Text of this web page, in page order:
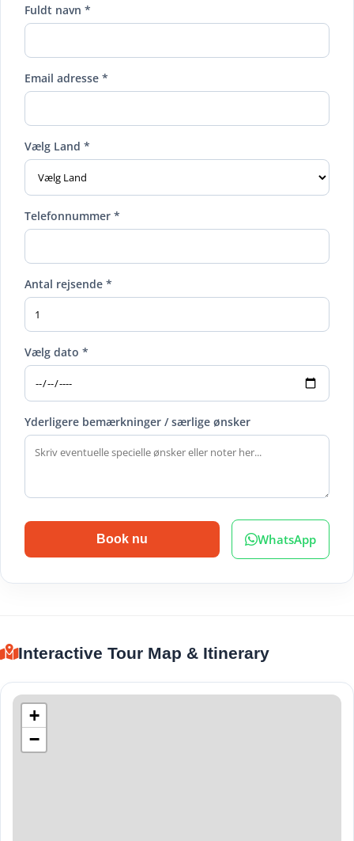
Fuldt navn *
Email adresse *
Vælg Land *
Telefonnummer *
Antal rejsende *
Vælg dato *
Yderligere bemærkninger / særlige ønsker
Book nu WhatsApp
Interactive Tour Map & Itinerary
+
−